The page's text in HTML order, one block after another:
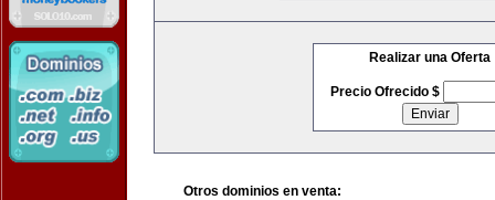
Realizar una Oferta
Precio Ofrecido $
Otros dominios en venta: